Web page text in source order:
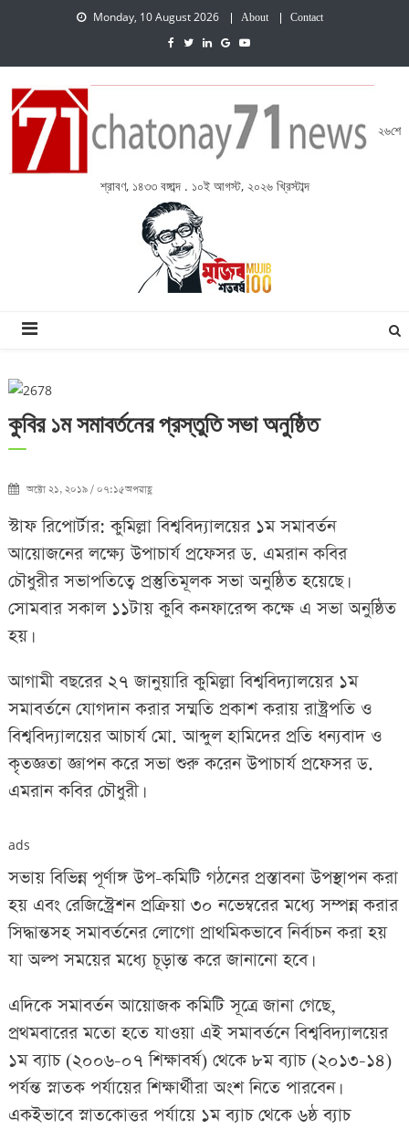
Monday, 10 August 2026 About Contact
২৬শে
শ্রাবণ, ১৪৩৩ বঙ্গাব্দ . ১০ই আগস্ট, ২০২৬ খ্রিস্টাব্দ
কুবির ১ম সমাবর্তনের প্রস্তুতি সভা অনুষ্ঠিত
অক্টো ২১, ২০১৯ / ০৭:১৫অপরাহ্ণ
স্টাফ রিপোর্টার: কুমিল্লা বিশ্ববিদ্যালয়ের ১ম সমাবর্তন
আয়োজনের লক্ষ্যে উপাচার্য প্রফেসর ড. এমরান কবির
চৌধুরীর সভাপতিত্বে প্রস্তুতিমূলক সভা অনুষ্ঠিত হয়েছে।
সোমবার সকাল ১১টায় কুবি কনফারেন্স কক্ষে এ সভা অনুষ্ঠিত
হয়।
আগামী বছরের ২৭ জানুয়ারি কুমিল্লা বিশ্ববিদ্যালয়ের ১ম
সমাবর্তনে যোগদান করার সম্মতি প্রকাশ করায় রাষ্ট্রপতি ও
বিশ্ববিদ্যালয়ের আচার্য মো. আব্দুল হামিদের প্রতি ধন্যবাদ ও
কৃতজ্ঞতা জ্ঞাপন করে সভা শুরু করেন উপাচার্য প্রফেসর ড.
এমরান কবির চৌধুরী।
ads
সভায় বিভিন্ন পূর্ণাঙ্গ উপ-কমিটি গঠনের প্রস্তাবনা উপস্থাপন করা
হয় এবং রেজিস্ট্রেশন প্রক্রিয়া ৩০ নভেম্বরের মধ্যে সম্পন্ন করার
সিদ্ধান্তসহ সমাবর্তনের লোগো প্রাথমিকভাবে নির্বাচন করা হয়
যা অল্প সময়ের মধ্যে চূড়ান্ত করে জানানো হবে।
এদিকে সমাবর্তন আয়োজক কমিটি সূত্রে জানা গেছে,
প্রথমবারের মতো হতে যাওয়া এই সমাবর্তনে বিশ্ববিদ্যালয়ের
১ম ব্যাচ (২০০৬-০৭ শিক্ষাবর্ষ) থেকে ৮ম ব্যাচ (২০১৩-১৪)
পর্যন্ত স্নাতক পর্যায়ের শিক্ষার্থীরা অংশ নিতে পারবেন।
একইভাবে স্নাতকোত্তর পর্যায়ে ১ম ব্যাচ থেকে ৬ষ্ঠ ব্যাচ